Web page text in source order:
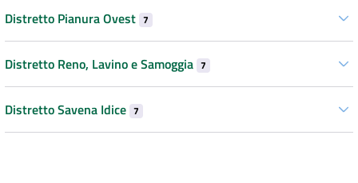
Distretto Pianura Ovest 7
Distretto Reno, Lavino e Samoggia 7
Distretto Savena Idice 7